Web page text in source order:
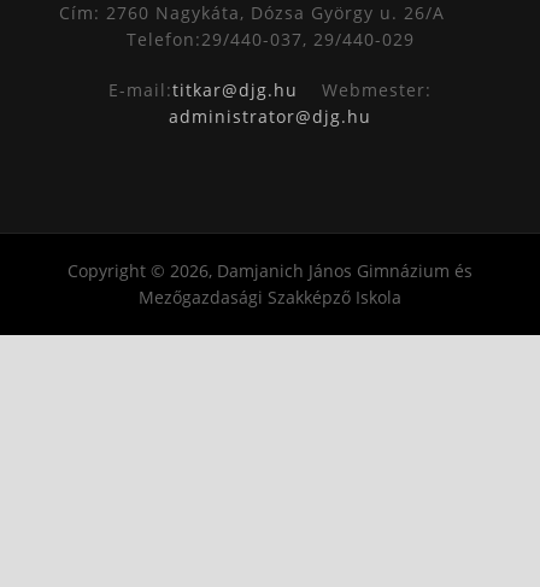
Cím: 2760 Nagykáta, Dózsa György u. 26/A
Telefon:29/440-037, 29/440-029
E-mail:titkar@djg.hu
Webmester:
administrator@djg.hu
Copyright © 2026, Damjanich János Gimnázium és
Mezőgazdasági Szakképző Iskola